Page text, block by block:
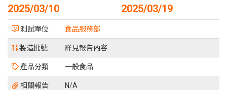
2025/03/10 2025/03/19
測試單位 食品服務部
製造批號 詳見報告內容
產品分類 一般食品
相關報告 N/A